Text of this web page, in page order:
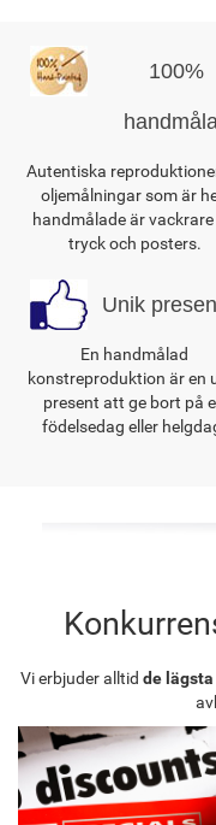
100%
Autentiska
oljemålningar som är
handmålade är vackrare
tryck och posters.
Unik
En handmålad
konstreproduktion är en
present att ge bort på
födelsedag eller
Vi erbjuder alltid de